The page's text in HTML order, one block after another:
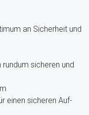
an Sicherheit und
sicheren und
einen sicheren Auf-